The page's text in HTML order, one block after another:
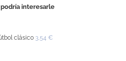
interesarle
clásico 3,54 €